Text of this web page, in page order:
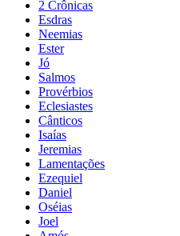
2 Crônicas
Esdras
Neemias
Ester
Jó
Salmos
Provérbios
Eclesiastes
Cânticos
Isaías
Jeremias
Lamentações
Ezequiel
Daniel
Oséias
Joel